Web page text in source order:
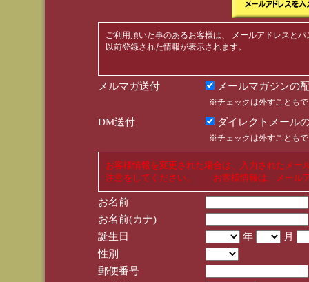
ご利用頂いた事のあるお客様は、 メールアドレスと
以前登録された情報が表示されます。
メルマガ送付 メールマガジンの
※チェックは外すことも
DM送付 ダイレクトメール
※チェックは外すことも
お客様情報を変更された場合は、入力されたメ
注意をしてください。 お客様情報は、メール
お名前
お名前(カナ)
誕生日
年
月
性別
郵便番号